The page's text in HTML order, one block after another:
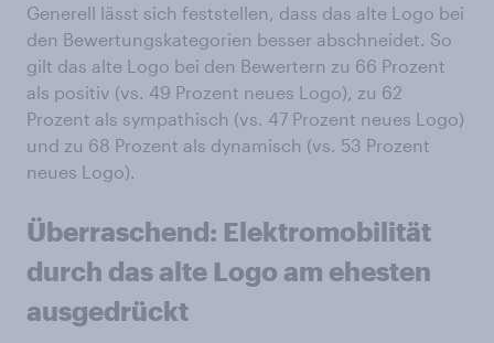
Generell lässt sich feststellen, dass das alte Logo bei
den Bewertungskategorien besser abschneidet. So
gilt das alte Logo bei den Bewertern zu 66 Prozent
als positiv (vs. 49 Prozent neues Logo), zu 62
Prozent als sympathisch (vs. 47 Prozent neues Logo)
und zu 68 Prozent als dynamisch (vs. 53 Prozent
neues Logo).
Überraschend: Elektromobilität
durch das alte Logo am ehesten
ausgedrückt